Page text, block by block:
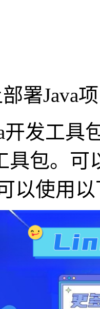
Java项
发工具
具包。
以使用